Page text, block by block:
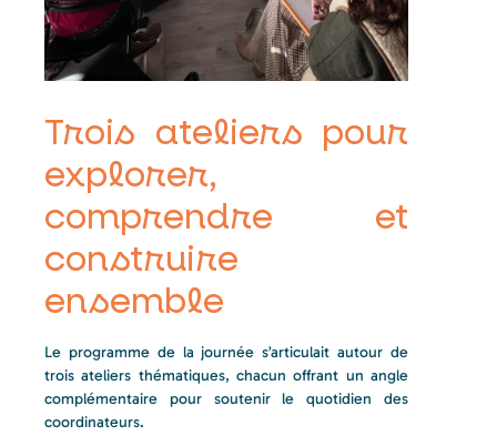
Trois ateliers pour
explorer,
comprendre et
construire
ensemble
Le programme de la journée s’articulait autour de
trois ateliers thématiques, chacun offrant un angle
complémentaire pour soutenir le quotidien des
coordinateurs.